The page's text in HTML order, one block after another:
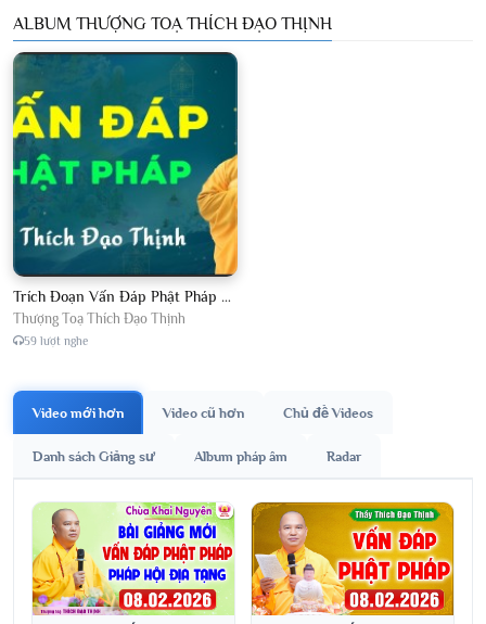
ALBUM THƯỢNG TOẠ THÍCH ĐẠO THỊNH
Trích Đoạn Vấn Đáp Phật Pháp 2026
Thượng Toạ Thích Đạo Thịnh
59 lượt nghe
Video mới hơn Video cũ hơn Chủ đề Videos
Danh sách Giảng sư Album pháp âm Radar